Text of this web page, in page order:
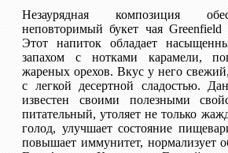
Незаурядная композиция
неповторимый букет чая Greenfield
Этот напиток обладает
запахом с нотками карамели,
жареных орехов. Вкус у него
с легкой десертной сладостью.
известен своими полезными
питательный, утоляет не только
голод, улучшает состояние
повышает иммунитет, нормализует